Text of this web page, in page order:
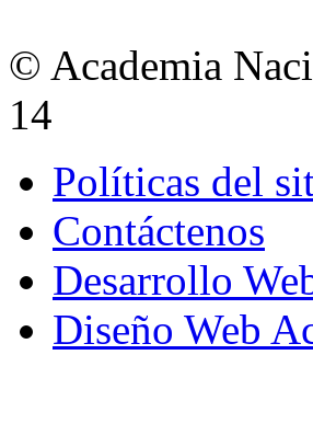
© Academia
14
Políticas del
Contáctenos
Desarrollo
Diseño Web